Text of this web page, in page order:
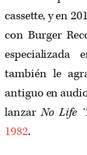
cassette, y en
con Burger
también le
antiguo en
lanzarNo Life
1982.